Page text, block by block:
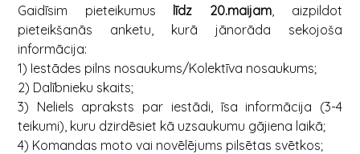
Gaidīsim pieteikumus līdz 20.maijam , aizpildot
pieteikšanās anketu, kurā jānorāda sekojoša
informācija:
1) Iestādes pilns nosaukums/Kolektīva nosaukums;
2) Dalībnieku skaits;
3) Neliels apraksts par iestādi, īsa informācija (3-4
teikumi), kuru dzirdēsiet kā uzsaukumu gājiena laikā;
4) Komandas moto vai novēlējums pilsētas svētkos;